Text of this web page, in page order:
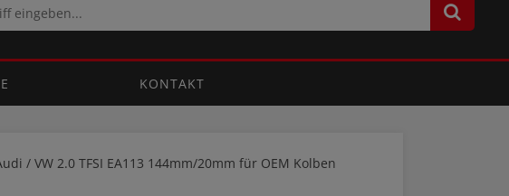
KONTAKT
/ VW 2.0 TFSI EA113 144mm/20mm für OEM Kolben